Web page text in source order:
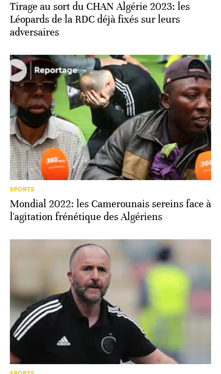
Tirage au sort du CHAN Algérie 2023: les
Léopards de la RDC déjà fixés sur leurs
adversaires
SPORTS
Mondial 2022: les Camerounais sereins face à
l'agitation frénétique des Algériens